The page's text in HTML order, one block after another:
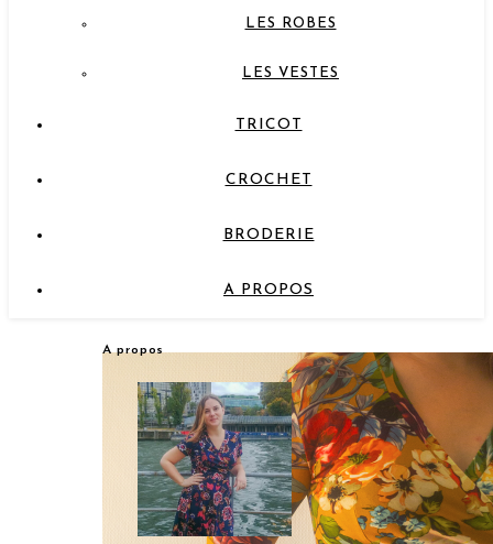
LES ROBES
LES VESTES
TRICOT
CROCHET
BRODERIE
A PROPOS
A propos